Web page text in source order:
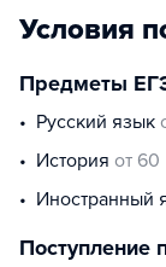
Условия
Предметы
русский язык
история от 60
иностранный
Поступление